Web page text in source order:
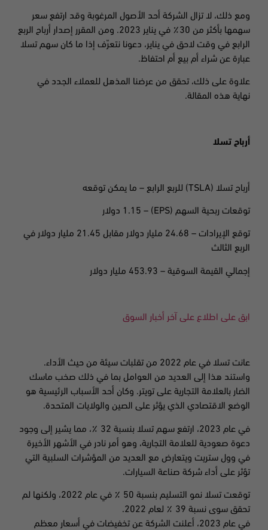
ومع ذلك، لا تزال الشركة أحد الأصول المرغوبة وقد ارتفع سعر
سهمها بأكثر من 30٪ في يناير 2023. ومن المقرر إصدار أرباح الربع
الرابع في وقت لاحق في يناير، دعونا نتعرّف إذا ما كان سهم تسلا
عبارة عن شراء أم بيع أم احتفاظ.
علاوة على ذلك، تحقق من عرضنا المذهل للعملاء الجدد في
نهاية هذه المقالة.
أرباح تسلا
أرباح تسلا (TSLA) للربع الرابع – ما يمكن توقعه
توقعات ربحية السهم (EPS) – 1.15 دولار
توقع الإيرادات – 24.68 مليار دولار مقابل 21.45 مليار دولار في
الربع الثالث
إجمالي القيمة السوقية – 453.93 مليار دولار
ابق على اطلاع على آخر أخبار السوق
عانت تسلا في عام
تقلبات سيئة من حيث الأداء.
واستند هذا إلى العديد من العوامل بما في ذلك صخب ماسك
الضار بالعلامة التجارية على تويتر. وكان أحد الأسباب الرئيسية هو
الوضع الاقتصادي الذي يؤثر على الصين والولايات المتحدة.
في عام 2023، ارتفع سهم تسلا بنسبة 32 ٪، مما يشير إلى وجود
دعوة صعودية للعلامة التجارية، وهو أمر نادر في الأشهر الأخيرة
في وول ستريت ويتعارض مع العديد من المؤشرات السلبية التي
تؤثر على أداء شركة صناعة السيارات.
توقعت تسلا نمو التسليم بنسبة 50 ٪ في عام 2022،
ولكنها لم
تحقق سوى نسبة 39 ٪ لعام 2022.
في عام 2023، أعلنت الشركة عن تخفيضات في أسعار معظم